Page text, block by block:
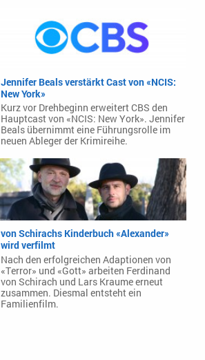
Jennifer Beals verstärkt Cast von «NCIS:
New York»
Kurz vor Drehbeginn erweitert CBS den
Hauptcast von «NCIS: New York». Jennifer
Beals übernimmt eine Führungsrolle im
neuen Ableger der Krimireihe.
von Schirachs Kinderbuch «Alexander»
wird verfilmt
Nach den erfolgreichen Adaptionen von
«Terror» und «Gott» arbeiten Ferdinand
von Schirach und Lars Kraume erneut
zusammen. Diesmal entsteht ein
Familienfilm.